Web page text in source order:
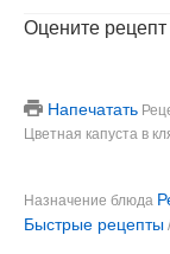
Оцените рецепт
Напечатать
Цветная капуста в
Назначение блюда
Быстрые рецепты /